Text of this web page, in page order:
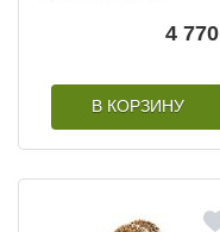
4 770
В КОРЗИНУ